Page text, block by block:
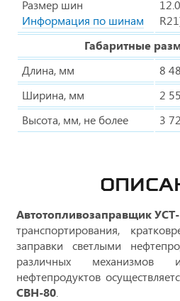
Размер шин
Информация по шинам
Габаритные
Длина, мм
8
Ширина, мм
2
Высота, мм, не более
3
Автотопливозаправщик
транспортирования,
заправки светлыми
различных
нефтепродуктов
СВН-80.